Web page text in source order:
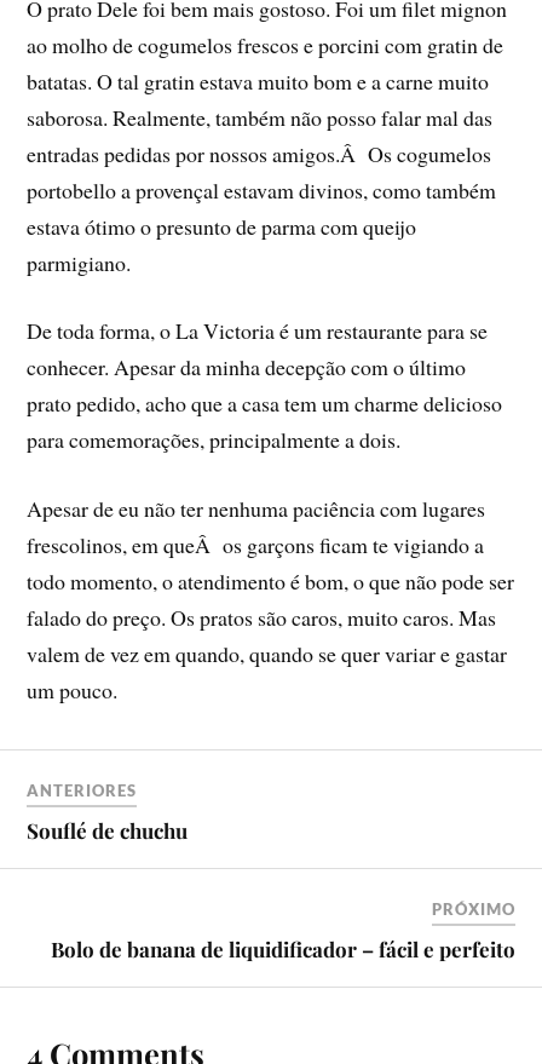
O prato Dele foi bem mais gostoso. Foi um filet mignon
ao molho de cogumelos frescos e porcini com gratin de
batatas. O tal gratin estava muito bom e a carne muito
saborosa. Realmente, também não posso falar mal das
entradas pedidas por nossos amigos.Â Os cogumelos
portobello a provençal estavam divinos, como também
estava ótimo o presunto de parma com queijo
parmigiano.
De toda forma, o La Victoria é um restaurante para se
conhecer. Apesar da minha decepção com o último
prato pedido, acho que a casa tem um charme delicioso
para comemorações, principalmente a dois.
Apesar de eu não ter nenhuma paciência com lugares
frescolinos, em queÂ os garçons ficam te vigiando a
todo momento, o atendimento é bom, o que não pode ser
falado do preço. Os pratos são caros, muito caros. Mas
valem de vez em quando, quando se quer variar e gastar
um pouco.
ANTERIORES
Souflé de chuchu
PRÓXIMO
Bolo de banana de liquidificador – fácil e perfeito
4 Comments